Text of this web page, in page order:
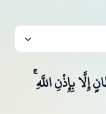
بِإِذْنِ اللَّهِ